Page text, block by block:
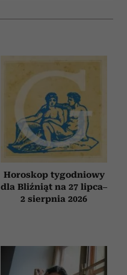
Horoskop tygodniowy
dla Bliźniąt na 27 lipca–
2 sierpnia 2026